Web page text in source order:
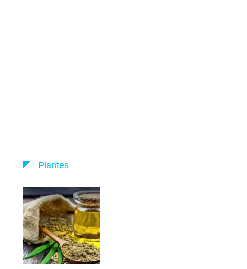
Plantes